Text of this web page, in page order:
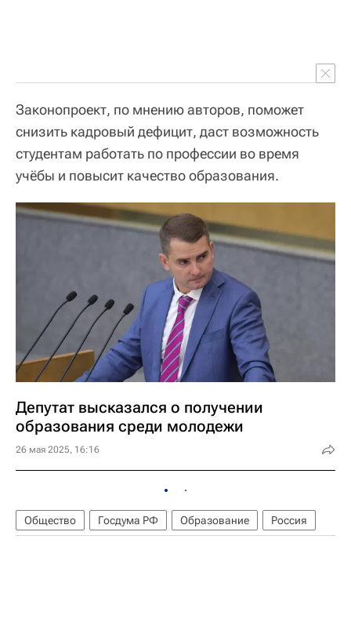
Законопроект, по мнению авторов, поможет
снизить кадровый дефицит, даст возможность
студентам работать по профессии во время
учёбы и повысит качество образования.
Депутат высказался о получении
образования среди молодежи
26 мая 2025, 16:16
Общество Госдума РФ Образование Россия